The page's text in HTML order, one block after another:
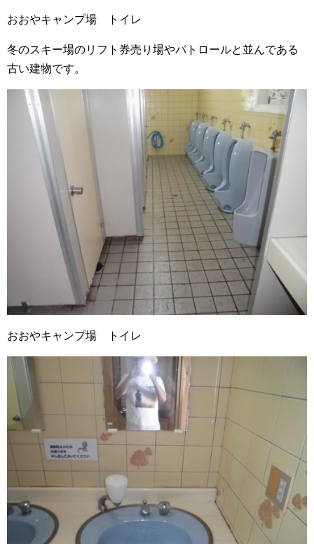
おおやキャンプ場 トイレ
冬のスキー場のリフト券売り場やパトロールと並んである
古い建物です。
おおやキャンプ場 トイレ